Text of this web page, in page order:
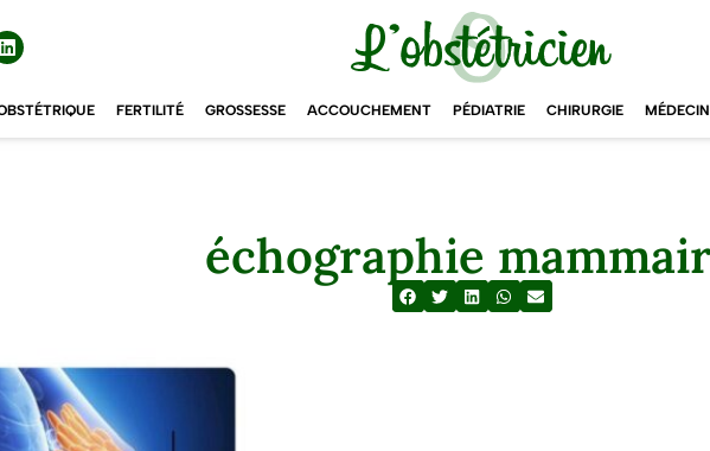
FERTILITÉ GROSSESSE ACCOUCHEMENT PÉDIATRIE CHIRURGIE
échographie